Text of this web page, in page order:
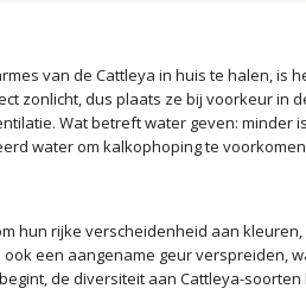
van de Cattleya in huis te halen, is
zonlicht, dus plaats ze bij voorkeur
Wat betreft water geven:
water om kalkophoping te
hun rijke verscheidenheid aan
een aangename geur verspreiden,
de diversiteit aan Cattleya-